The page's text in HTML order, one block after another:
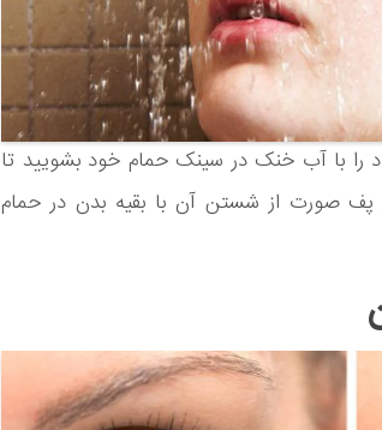
با آب خنک در سینک حمام خود بشویید تا
پف صورت از شستن آن با بقیه بدن در حمام